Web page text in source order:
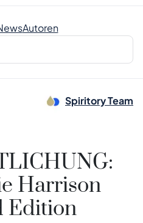
Autoren
Spiritory Team
Harrison
Edition